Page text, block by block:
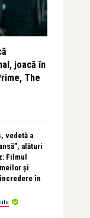
joacă în
The
vedetă a
alături
Filmul
și
în